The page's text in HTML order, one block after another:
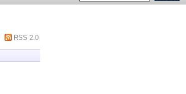
RSS 2.0